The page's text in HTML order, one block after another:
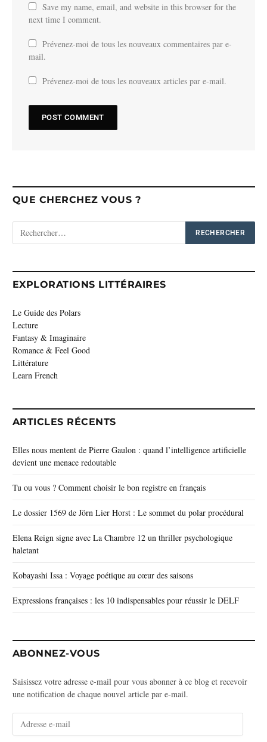
Save my name, email, and website in this browser for the
next time I comment.
Prévenez-moi de tous les nouveaux commentaires par e-
mail.
Prévenez-moi de tous les nouveaux articles par e-mail.
QUE CHERCHEZ VOUS ?
EXPLORATIONS LITTÉRAIRES
Le Guide des Polars
Lecture
Fantasy & Imaginaire
Romance & Feel Good
Littérature
Learn French
ARTICLES RÉCENTS
Elles nous mentent de Pierre Gaulon : quand l’intelligence artificielle
devient une menace redoutable
Tu ou vous ? Comment choisir le bon registre en français
Le dossier 1569 de Jörn Lier Horst : Le sommet du polar procédural
Elena Reign signe avec La Chambre 12 un thriller psychologique
haletant
Kobayashi Issa : Voyage poétique au cœur des saisons
Expressions françaises : les 10 indispensables pour réussir le DELF
ABONNEZ-VOUS
Saisissez votre adresse e-mail pour vous abonner à ce blog et recevoir
une notification de chaque nouvel article par e-mail.